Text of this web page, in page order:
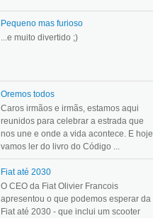
Pequeno mas furioso
...e muito divertido ;)
Oremos todos
Caros irmãos e irmãs, estamos aqui
reunidos para celebrar a estrada que
nos une e onde a vida acontece. E hoje
vamos ler do livro do Código ...
Fiat até 2030
O CEO da Fiat Olivier Francois
apresentou o que podemos esperar da
Fiat até 2030 - que inclui um scooter